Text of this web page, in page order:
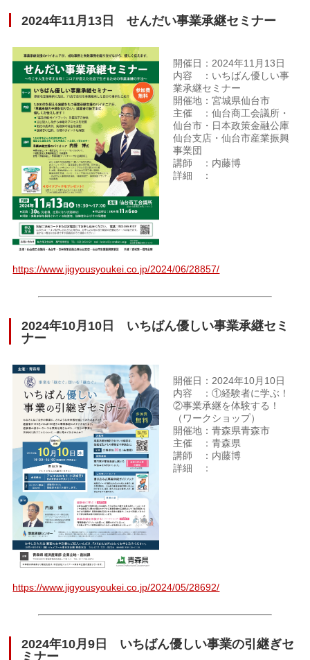
2024年11月13日 せんだい事業承継セミナー
開催日：2024年11月13日
内容 ：いちばん優しい事
業承継セミナー
開催地：宮城県仙台市
主催 ：仙台商工会議所・
仙台市・日本政策金融公庫
仙台支店・仙台市産業振興
事業団
講師 ：内藤博
詳細 ：
https://www.jigyousyoukei.co.jp/2024/06/28857/
2024年10月10日 いちばん優しい事業承継セミ
ナー
開催日：2024年10月10日
内容 ：①経験者に学ぶ！
②事業承継を体験する！
（ワークショップ）
開催地：青森県青森市
主催 ：青森県
講師 ：内藤博
詳細 ：
https://www.jigyousyoukei.co.jp/2024/05/28692/
2024年10月9日 いちばん優しい事業の引継ぎセ
ミナー